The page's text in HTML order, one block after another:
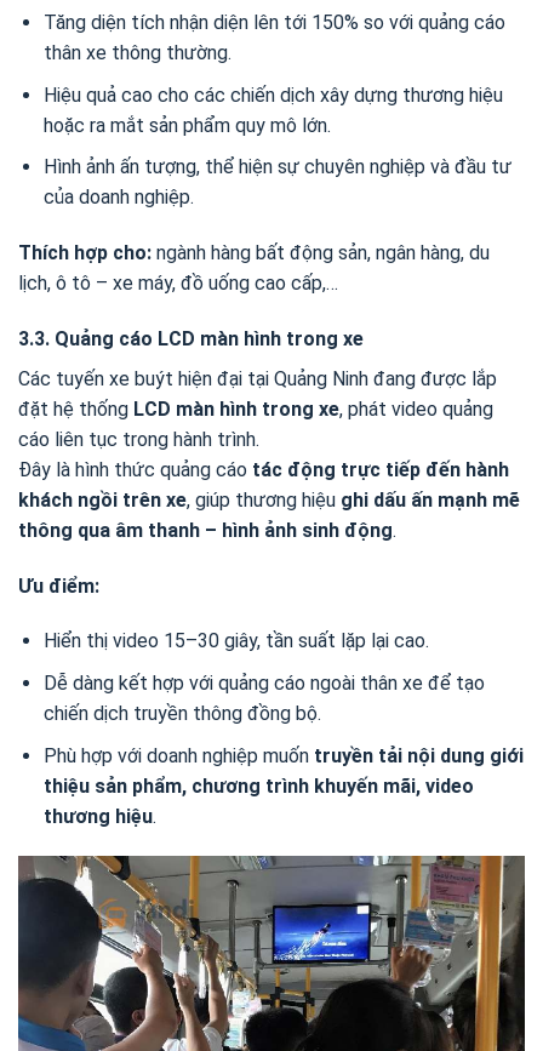
Tăng diện tích nhận diện lên tới 150% so với quảng cáo
thân xe thông thường.
Hiệu quả cao cho các chiến dịch xây dựng thương hiệu
hoặc ra mắt sản phẩm quy mô lớn.
Hình ảnh ấn tượng, thể hiện sự chuyên nghiệp và đầu tư
của doanh nghiệp.
Thích hợp cho: ngành hàng bất động sản, ngân hàng, du
lịch, ô tô – xe máy, đồ uống cao cấp,…
3.3. Quảng cáo LCD màn hình trong xe
Các tuyến xe buýt hiện đại tại Quảng Ninh đang được lắp
đặt hệ thống LCD màn hình trong xe, phát video quảng
cáo liên tục trong hành trình.
Đây là hình thức quảng cáo tác động trực tiếp đến hành
khách ngồi trên xe, giúp thương hiệu ghi dấu ấn mạnh mẽ
thông qua âm thanh – hình ảnh sinh động.
Ưu điểm:
Hiển thị video 15–30 giây, tần suất lặp lại cao.
Dễ dàng kết hợp với quảng cáo ngoài thân xe để tạo
chiến dịch truyền thông đồng bộ.
Phù hợp với doanh nghiệp muốn truyền tải nội dung giới
thiệu sản phẩm, chương trình khuyến mãi, video
thương hiệu.